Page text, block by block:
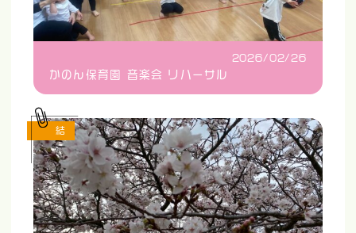
2026/02/26
かのん保育園 音楽会 リハーサル
結